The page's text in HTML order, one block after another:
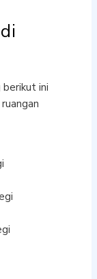
berikut ini